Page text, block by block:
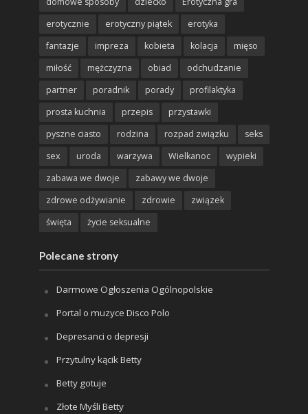
erotycznie
erotyczny piątek
erotyka
fantazje
impreza kobieta kolacja
mięso
miłość
mężczyzna obiad
odchudzanie
partner
poradnik porady
profilaktyka
prosta kuchnia
przepis
przystawki
pyszne ciasto
rodzina rozpad związku
seks
sex
uroda warzywa Wielkanoc
wypieki
zabawa we dwoje
zabawy we dwoje
zdrowe odżywianie
zdrowie
związek
święta
życie seksualne
Polecane strony
Darmowe Ogłoszenia Ogólnopolskie
Portal o muzyce Disco Polo
Depresanci o depresji
Przytulny kącik Betty
Betty gotuje
Złote Myśli Betty